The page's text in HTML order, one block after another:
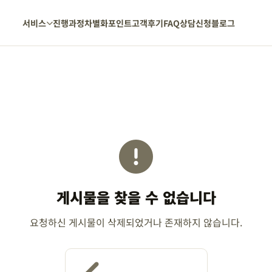
서비스 진행과정차별화포인트고객후기FAQ상담신청블로그
게시물을 찾을 수 없습니다
요청하신 게시물이 삭제되었거나 존재하지 않습니다.